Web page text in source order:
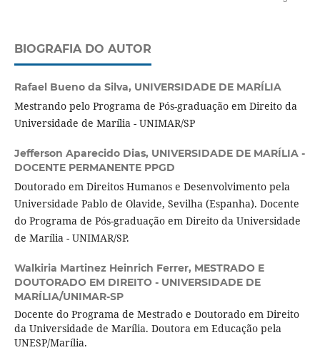
BIOGRAFIA DO AUTOR
Rafael Bueno da Silva, UNIVERSIDADE DE MARÍLIA
Mestrando pelo Programa de Pós-graduação em Direito da
Universidade de Marília - UNIMAR/SP
Jefferson Aparecido Dias, UNIVERSIDADE DE MARÍLIA -
DOCENTE PERMANENTE PPGD
Doutorado em Direitos Humanos e Desenvolvimento pela
Universidade Pablo de Olavide, Sevilha (Espanha). Docente
do Programa de Pós-graduação em Direito da Universidade
de Marília - UNIMAR/SP.
Walkiria Martinez Heinrich Ferrer, MESTRADO E
DOUTORADO EM DIREITO - UNIVERSIDADE DE
MARÍLIA/UNIMAR-SP
Docente do Programa de Mestrado e Doutorado em Direito
da Universidade de Marília. Doutora em Educação pela
UNESP/Marília.